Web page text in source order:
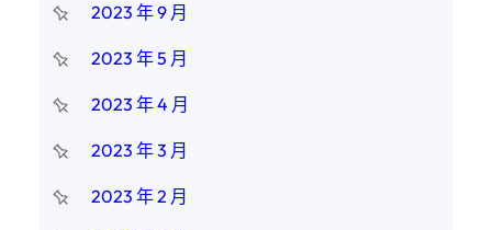
2023 年 9 月
2023 年 5 月
2023 年 4 月
2023 年 3 月
2023 年 2 月